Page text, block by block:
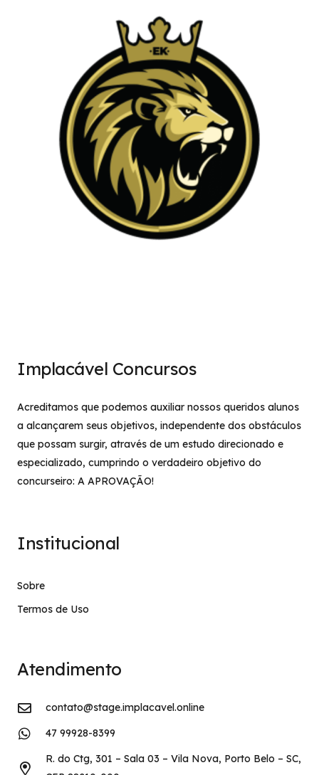
Implacável Concursos
Acreditamos que podemos auxiliar nossos queridos alunos
a alcançarem seus objetivos, independente dos obstáculos
que possam surgir, através de um estudo direcionado e
especializado, cumprindo o verdadeiro objetivo do
concurseiro: A APROVAÇÃO!
Institucional
Sobre
Termos de Uso
Atendimento
contato@stage.implacavel.online
47 99928-8399
R. do Ctg, 301 – Sala 03 – Vila Nova, Porto Belo – SC,